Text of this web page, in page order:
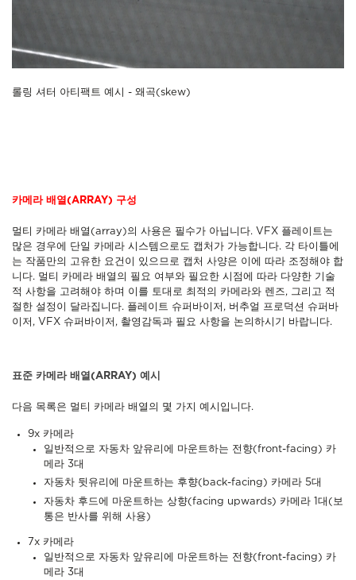
롤링 셔터 아티팩트 예시 - 왜곡(skew)
카메라 배열(ARRAY) 구성
멀티 카메라 배열(array)의 사용은 필수가 아닙니다. VFX 플레이트는
많은 경우에 단일 카메라 시스템으로도 캡처가 가능합니다. 각 타이틀에
는 작품만의 고유한 요건이 있으므로 캡처 사양은 이에 따라 조정해야 합
니다. 멀티 카메라 배열의 필요 여부와 필요한 시점에 따라 다양한 기술
적 사항을 고려해야 하며 이를 토대로 최적의 카메라와 렌즈, 그리고 적
절한 설정이 달라집니다. 플레이트 슈퍼바이저, 버추얼 프로덕션 슈퍼바
이저, VFX 슈퍼바이저, 촬영감독과 필요 사항을 논의하시기 바랍니다.
표준 카메라 배열(ARRAY) 예시
다음 목록은 멀티 카메라 배열의 몇 가지 예시입니다.
9x 카메라
일반적으로 자동차 앞유리에 마운트하는 전향(front-facing) 카
메라 3대
자동차 뒷유리에 마운트하는 후향(back-facing) 카메라 5대
자동차 후드에 마운트하는 상향(facing upwards) 카메라 1대(보
통은 반사를 위해 사용)
7x 카메라
일반적으로 자동차 앞유리에 마운트하는 전향(front-facing) 카
메라 3대